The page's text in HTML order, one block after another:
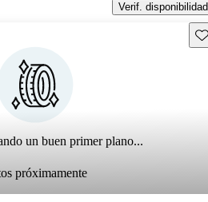
Verif. disponibilidad
un buen primer plano...
próximamente